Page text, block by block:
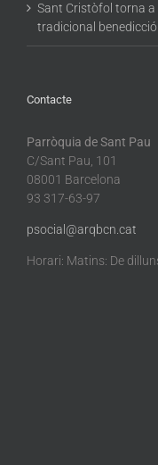
Sant Cristòfol torna a
tradicional
Contacte
Parròquia de Sant Pau
C/Sant Pau, 101
08001 Barcelona
93 317-63-97
psocial@arqbcn.cat
Horari: Matins: De